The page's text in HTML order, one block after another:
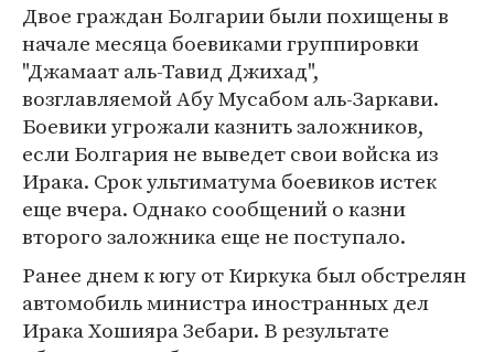
Двое граждан Болгарии были похищены в
начале месяца боевиками группировки
"Джамаат аль-Тавид Джихад",
возглавляемой Абу Мусабом аль-Заркави.
Боевики угрожали казнить заложников,
если Болгария не выведет свои войска из
Ирака. Срок ультиматума боевиков истек
еще вчера. Однако сообщений о казни
второго заложника еще не поступало.
Ранее днем к югу от Киркука был обстрелян
автомобиль министра иностранных дел
Ирака Хошияра Зебари. В результате